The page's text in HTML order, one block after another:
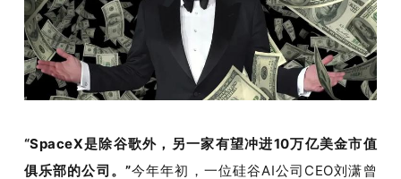
开
课
活
“SpaceX是除谷歌外， 另一家有望冲进10万亿美金市值
俱乐部的公司。”今年年初，一位硅谷AI公司CEO刘潇曾